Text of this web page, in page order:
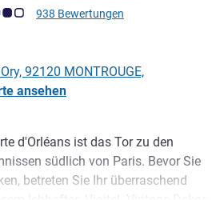
(Bewertung ALL)
938 Bewertungen
92120 MONTROUGE,
ansehen
d'Orléans ist das Tor zu den
südlich von Paris. Bevor Sie
betreten Sie Ihr überraschend